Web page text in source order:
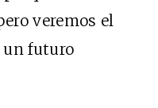
veremos el
un futuro